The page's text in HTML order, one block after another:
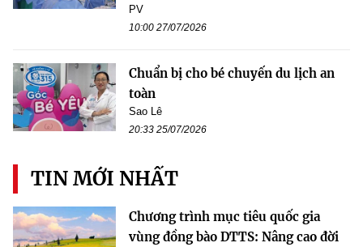
PV
10:00 27/07/2026
Chuẩn bị cho bé chuyến du lịch an
toàn
Sao Lê
20:33 25/07/2026
TIN MỚI NHẤT
Chương trình mục tiêu quốc gia
vùng đồng bào DTTS: Nâng cao đời